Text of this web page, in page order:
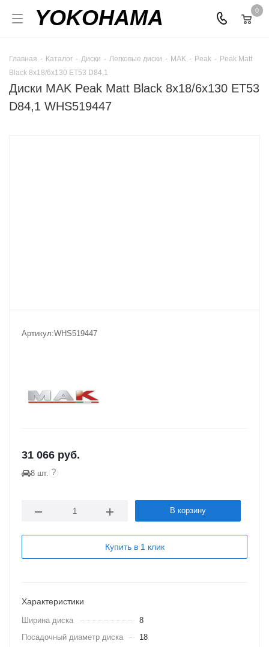
YOKOHAMA 0
Главная - Каталог - Диски - Легковые диски - MAK - Peak - Peak Matt
Black 8x18/6x130 ET53 D84,1
Диски MAK Peak Matt Black 8x18/6x130 ET53
D84,1 WHS519447
Артикул:WHS519447
31 066 руб.
8 шт. ?
В корзину
Купить в 1 клик
Характеристики
Ширина диска
8
Посадочный диаметр диска
18